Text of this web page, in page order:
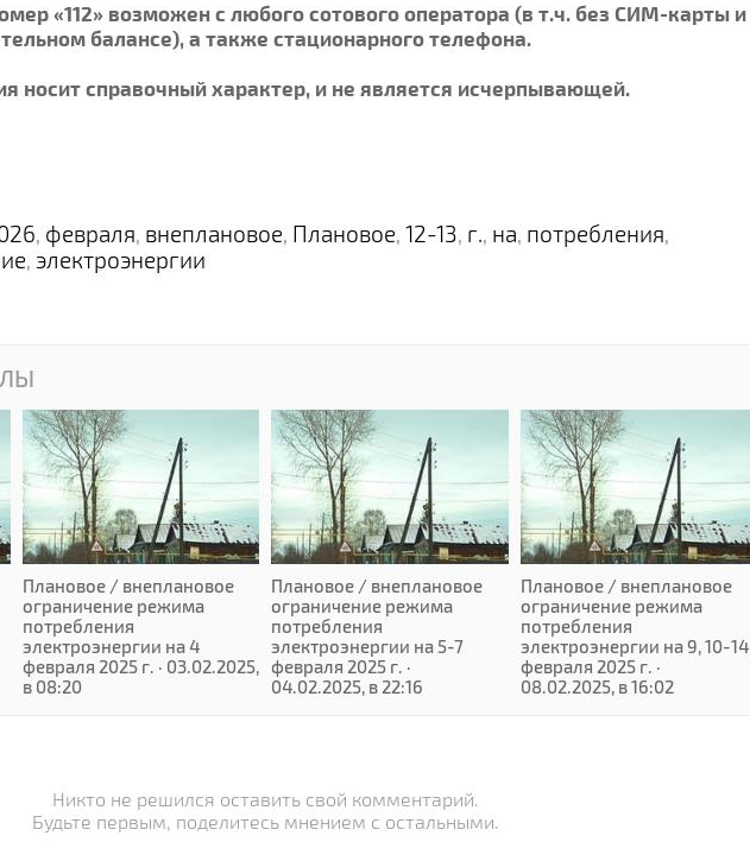
«112» возможен с любого сотового оператора (в т.ч. без СИМ-карты и
балансе), а также стационарного телефона.
носит справочный характер, и не является исчерпывающей.
, февраля, внеплановое, Плановое, 12-13, г., на, потребления,
, электроэнергии
Плановое / внеплановое
ограничение режима
потребления
электроэнергии на 4
февраля 2025 г. · 03.02.2025,
в 08:20
Плановое / внеплановое
ограничение режима
потребления
электроэнергии на 5-7
февраля 2025 г. ·
04.02.2025, в 22:16
Плановое / внеплановое
ограничение режима
потребления
электроэнергии на 9, 10-14
февраля 2025 г. ·
08.02.2025, в 16:02
Никто не решился оставить свой комментарий.
Будьте первым, поделитесь мнением с остальными.